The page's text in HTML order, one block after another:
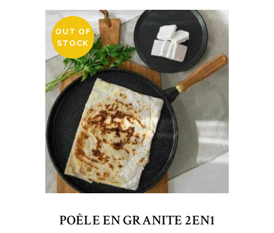
OUT OF
STOCK
POÊLE EN GRANITE 2EN1